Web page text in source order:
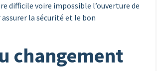
difficile voire impossible l’ouverture de
la sécurité et le bon
changement